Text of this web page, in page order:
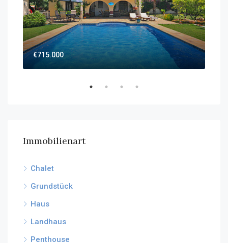
€715.000
Immobilienart
Chalet
Grundstück
Haus
Landhaus
Penthouse